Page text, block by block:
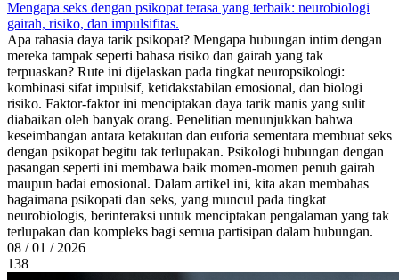
Mengapa seks dengan psikopat terasa yang terbaik: neurobiologi
gairah, risiko, dan impulsifitas.
Apa rahasia daya tarik psikopat? Mengapa hubungan intim dengan
mereka tampak seperti bahasa risiko dan gairah yang tak
terpuaskan? Rute ini dijelaskan pada tingkat neuropsikologi:
kombinasi sifat impulsif, ketidakstabilan emosional, dan biologi
risiko. Faktor-faktor ini menciptakan daya tarik manis yang sulit
diabaikan oleh banyak orang. Penelitian menunjukkan bahwa
keseimbangan antara ketakutan dan euforia sementara membuat seks
dengan psikopat begitu tak terlupakan. Psikologi hubungan dengan
pasangan seperti ini membawa baik momen-momen penuh gairah
maupun badai emosional. Dalam artikel ini, kita akan membahas
bagaimana psikopati dan seks, yang muncul pada tingkat
neurobiologis, berinteraksi untuk menciptakan pengalaman yang tak
terlupakan dan kompleks bagi semua partisipan dalam hubungan.
08 / 01 / 2026
138